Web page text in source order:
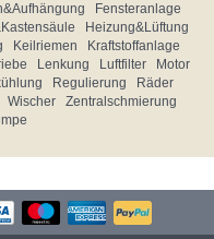
Fensteranlage
Heizung&Lüftung
Keilriemen
Kraftstoffanlage
Lenkung Luftfilter
Motor
Regulierung
Räder
Wischer
Zentralschmierung